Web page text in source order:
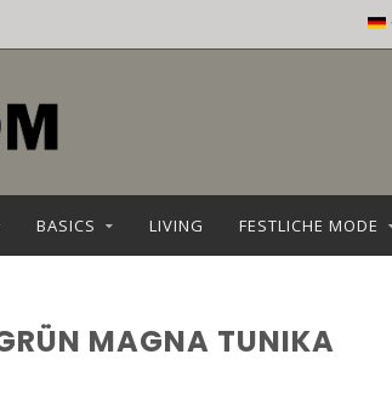
BASICS LIVING FESTLICHE MODE
MAGNA TUNIKA